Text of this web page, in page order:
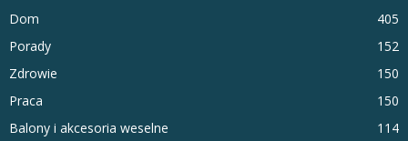
Dom
405
Porady
152
Zdrowie
150
Praca
150
Balony i akcesoria weselne
114